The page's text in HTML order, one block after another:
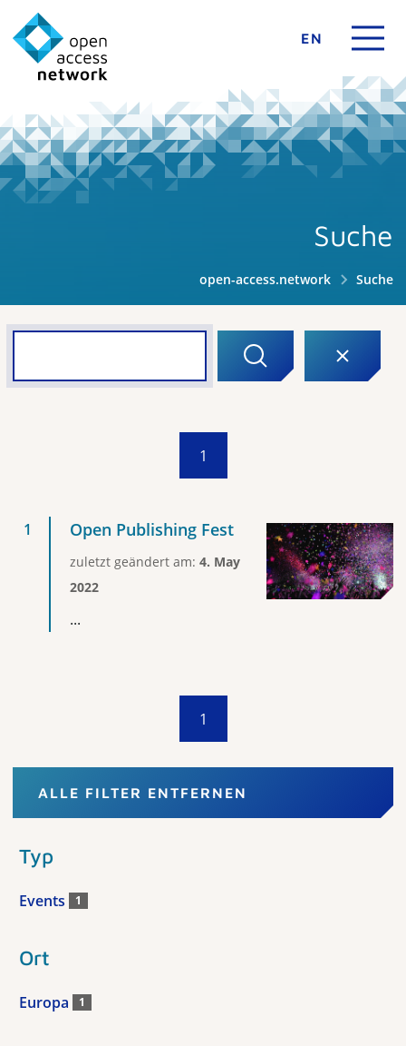
EN
Suche
open-access.network Suche
1
Open Publishing Fest
zuletzt geändert am: 4. May
2022
...
1
ALLE FILTER ENTFERNEN
Typ
Events 1
Ort
Europa 1